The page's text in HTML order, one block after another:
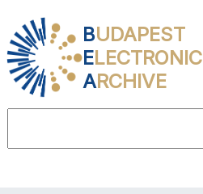
BUDAPEST
ELECTRONIC
ARCHIVE